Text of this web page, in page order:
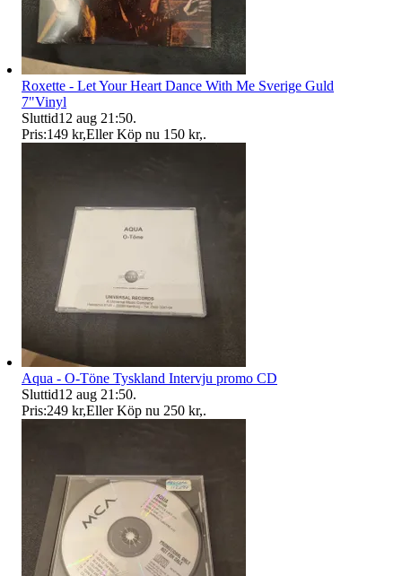
Roxette - Let Your Heart Dance With Me Sverige Guld
7"Vinyl
Sluttid12 aug 21:50.
Pris:149 kr,Eller Köp nu 150 kr,.
Aqua - O-Töne Tyskland Intervju promo CD
Sluttid12 aug 21:50.
Pris:249 kr,Eller Köp nu 250 kr,.